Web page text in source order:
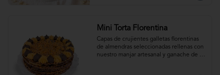
trazas.
Mini Torta Florentina
Capas de crujientes galletas florentinas
de almendras seleccionadas rellenas con
nuestro manjar artesanal y ganache de